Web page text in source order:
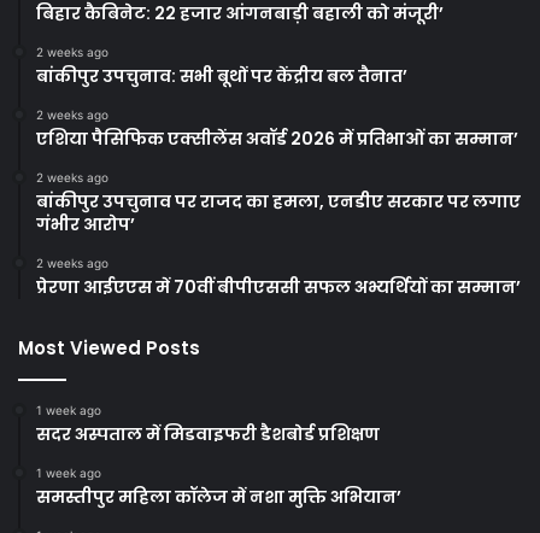
बिहार कैबिनेट: 22 हजार आंगनबाड़ी बहाली को मंजूरी’
2 weeks ago
बांकीपुर उपचुनाव: सभी बूथों पर केंद्रीय बल तैनात’
2 weeks ago
एशिया पैसिफिक एक्सीलेंस अवॉर्ड 2026 में प्रतिभाओं का सम्मान’
2 weeks ago
बांकीपुर उपचुनाव पर राजद का हमला, एनडीए सरकार पर लगाए
गंभीर आरोप’
2 weeks ago
प्रेरणा आईएएस में 70वीं बीपीएससी सफल अभ्यर्थियों का सम्मान’
Most Viewed Posts
1 week ago
सदर अस्पताल में मिडवाइफरी डैशबोर्ड प्रशिक्षण
1 week ago
समस्तीपुर महिला कॉलेज में नशा मुक्ति अभियान’